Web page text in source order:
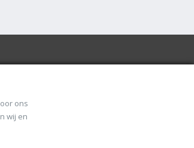
ons
wij en